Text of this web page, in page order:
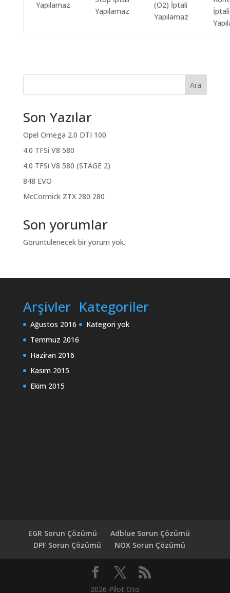
Yapılamaz
Yapılamaz
(O2) İptali
Yapılamaz
İptali
Ara
Son Yazılar
Opel Omega 2.0 DTI 100
4.0 TFSi V8 580
4.0 TFSi V8 580 (STAGE 2)
848 EVO
McCormick ZTX 280 280
Son yorumlar
Görüntülenecek bir yorum yok.
Arşivler
Ağustos 2016
Temmuz 2016
Haziran 2016
Kasım 2015
Ekim 2015
Kategoriler
Kategori yok
EGR Sorun Çözümü
Adblue Sorun Çözümü
DPF Sorun Çözümü
NOX Sorun Çözümü
2026 Pilot Oto